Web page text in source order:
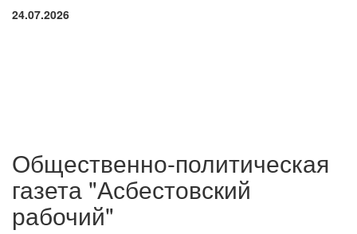
24.07.2026
Общественно-политическая
газета "Асбестовский
рабочий"